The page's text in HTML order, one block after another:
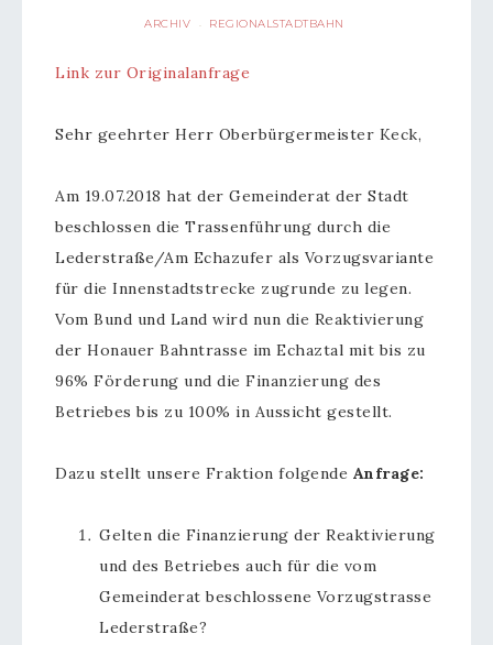
ARCHIV · REGIONALSTADTBAHN
Link zur Originalanfrage
Sehr geehrter Herr Oberbürgermeister Keck,
Am 19.07.2018 hat der Gemeinderat der Stadt
beschlossen die Trassenführung durch die
Lederstraße/Am Echazufer als Vorzugsvariante
für die Innenstadtstrecke zugrunde zu legen.
Vom Bund und Land wird nun die Reaktivierung
der Honauer Bahntrasse im Echaztal mit bis zu
96% Förderung und die Finanzierung des
Betriebes bis zu 100% in Aussicht gestellt.
Dazu stellt unsere Fraktion folgende Anfrage:
Gelten die Finanzierung der Reaktivierung
und des Betriebes auch für die vom
Gemeinderat beschlossene Vorzugstrasse
Lederstraße?